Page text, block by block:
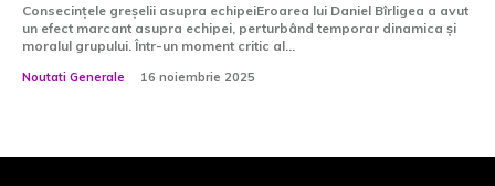
Consecințele greșelii asupra echipeiEroarea lui Daniel Bîrligea a avut
un efect marcant asupra echipei, perturbând temporar dinamica și
moralul grupului. Într-un moment critic al...
Noutati Generale 16 noiembrie 2025